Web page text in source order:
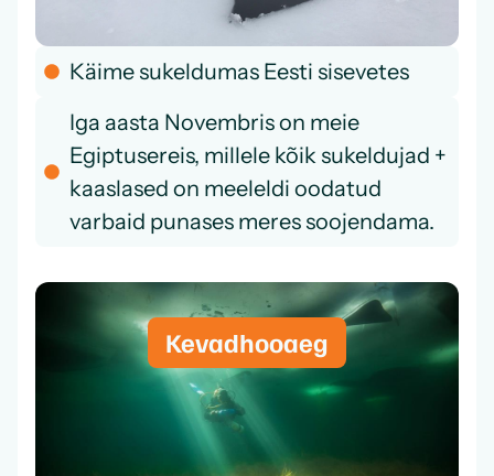
Käime sukeldumas Eesti sisevetes
Iga aasta Novembris on meie
Egiptusereis, millele kõik sukeldujad +
kaaslased on meeleldi oodatud
varbaid punases meres soojendama.
Kevadhooaeg